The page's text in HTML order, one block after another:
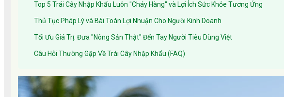
Top 5 Trái Cây Nhập Khẩu Luôn "Cháy Hàng" và Lợi Ích Sức Khỏe Tương Ứng
Thủ Tục Pháp Lý và Bài Toán Lợi Nhuận Cho Người Kinh Doanh
Tối Ưu Giá Trị: Đưa "Nông Sản Thật" Đến Tay Người Tiêu Dùng Việt
Câu Hỏi Thường Gặp Về Trái Cây Nhập Khẩu (FAQ)